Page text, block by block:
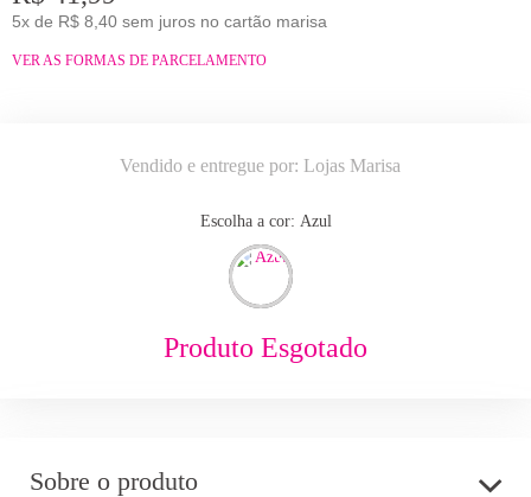
5x de R$ 8,40 sem juros no cartão marisa
VER AS FORMAS DE PARCELAMENTO
Vendido e entregue por: Lojas Marisa
Escolha a cor: azul
Produto Esgotado
Sobre o produto